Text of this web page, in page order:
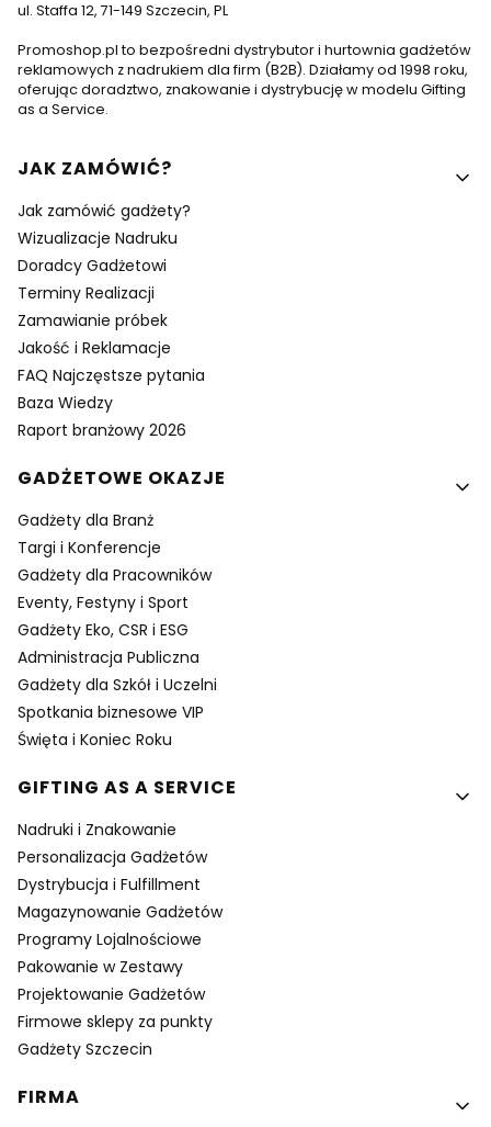
ul. Staffa 12, 71-149 Szczecin, PL
Promoshop.pl to bezpośredni dystrybutor i hurtownia gadżetów
reklamowych z nadrukiem dla firm (B2B). Działamy od 1998 roku,
oferując doradztwo, znakowanie i dystrybucję w modelu Gifting
as a Service.
Linki w stopce
JAK ZAMÓWIĆ?
Jak zamówić gadżety?
Wizualizacje Nadruku
Doradcy Gadżetowi
Terminy Realizacji
Zamawianie próbek
Jakość i Reklamacje
FAQ Najczęstsze pytania
Baza Wiedzy
Raport branżowy 2026
GADŻETOWE OKAZJE
Gadżety dla Branż
Targi i Konferencje
Gadżety dla Pracowników
Eventy, Festyny i Sport
Gadżety Eko, CSR i ESG
Administracja Publiczna
Gadżety dla Szkół i Uczelni
Spotkania biznesowe VIP
Święta i Koniec Roku
GIFTING AS A SERVICE
Nadruki i Znakowanie
Personalizacja Gadżetów
Dystrybucja i Fulfillment
Magazynowanie Gadżetów
Programy Lojalnościowe
Pakowanie w Zestawy
Projektowanie Gadżetów
Firmowe sklepy za punkty
Gadżety Szczecin
FIRMA